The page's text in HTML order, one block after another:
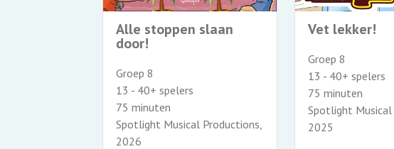
Alle stoppen slaan
door!
Groep 8
13 - 40+ spelers
75 minuten
Spotlight Musical Productions,
2026
Vet lekker!
Groep 8
13 - 40+ spelers
75 minuten
Spotlight Musical
2025